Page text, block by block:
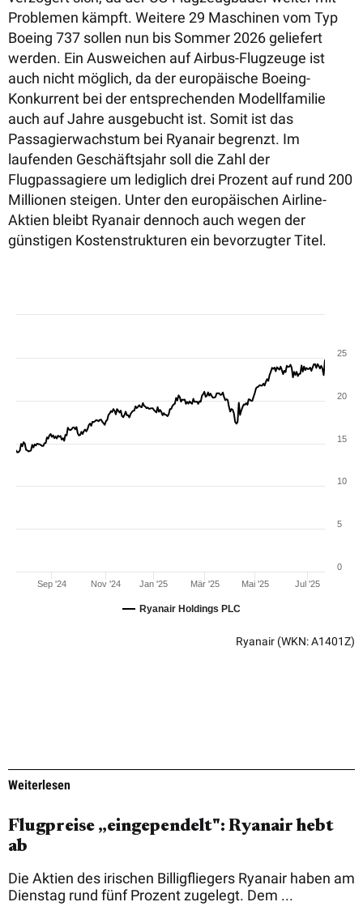
Problemen kämpft. Weitere 29 Maschinen vom Typ
Boeing 737 sollen nun bis Sommer 2026 geliefert
werden. Ein Ausweichen auf Airbus-Flugzeuge ist
auch nicht möglich, da der europäische Boeing-
Konkurrent bei der entsprechenden Modellfamilie
auch auf Jahre ausgebucht ist. Somit ist das
Passagierwachstum bei Ryanair begrenzt. Im
laufenden Geschäftsjahr soll die Zahl der
Flugpassagiere um lediglich drei Prozent auf rund 200
Millionen steigen. Unter den europäischen Airline-
Aktien bleibt Ryanair dennoch auch wegen der
günstigen Kostenstrukturen ein bevorzugter Titel.
Ryanair Holdings PLC
Sep '24 Nov '24 Jan '25 Mär '25 Mai '25 Jul '25
0
5
10
15
20
25
Ryanair (WKN: A1401Z)
Weiterlesen
Flugpreise „eingependelt": Ryanair hebt
ab
Die Aktien des irischen Billigfliegers Ryanair haben am
Dienstag rund fünf Prozent zugelegt. Dem ...